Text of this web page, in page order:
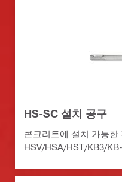
HS-SC 설치 공구
콘크리트에 설치 가능한
HSV/HSA/HST/KB3/